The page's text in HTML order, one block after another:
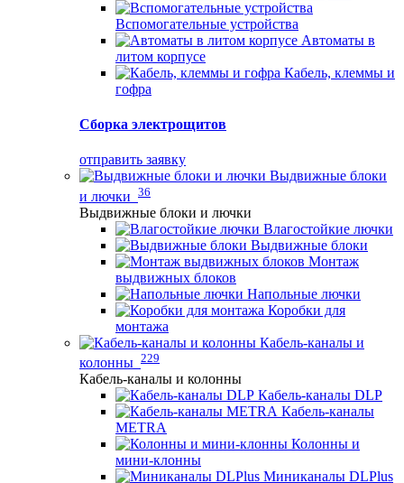
Вспомогательные устройства
Автоматы в
литом корпусе
Кабель, клеммы и
гофра
Сборка электрощитов
отправить заявку
Выдвижные блоки
и лючки 36
Выдвижные блоки и лючки
Влагостойкие лючки
Выдвижные блоки
Монтаж
выдвижных блоков
Напольные лючки
Коробки для
монтажа
Кабель-каналы и
колонны 229
Кабель-каналы и колонны
Кабель-каналы DLP
Кабель-каналы
METRA
Колонны и
мини-клонны
Миниканалы DLPlus